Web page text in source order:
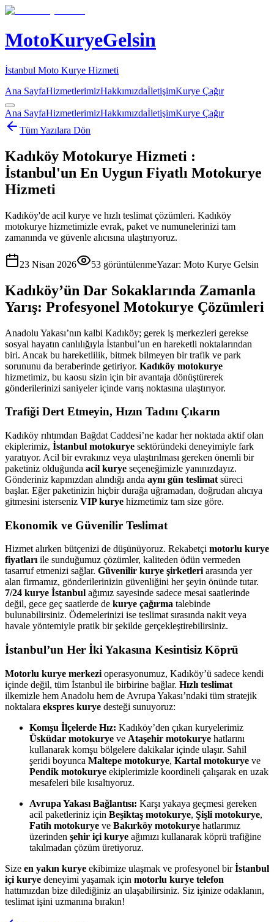
MotoKuryeGelsin
İstanbul Moto Kurye Hizmeti
Ana SayfaHizmetlerimizHakkımızdaİletişimKurye Çağır
Ana SayfaHizmetlerimizHakkımızdaİletişimKurye Çağır
Tüm Yazılara Dön
Kadıköy Motokurye Hizmeti :
İstanbul'un En Uygun Fiyatlı Motokurye
Hizmeti
Kadıköy'de acil kurye ve hızlı teslimat çözümleri. Kadıköy
motokurye hizmetimizle evrak, paket ve numunelerinizi tam
zamanında ve güvenle alıcısına ulaştırıyoruz.
23 Nisan 2026 53 görüntülenmeYazar: Moto Kurye Gelsin
Kadıköy’ün Dar Sokaklarında Zamanla
Yarış: Profesyonel Motokurye Çözümleri
Anadolu Yakası’nın kalbi Kadıköy; gerek iş merkezleri gerekse
sosyal hayatın canlılığıyla İstanbul’un en hareketli noktalarından
biri. Ancak bu hareketlilik, bitmek bilmeyen bir trafik ve park
sorununu da beraberinde getiriyor. Kadıköy motokurye
hizmetimiz, bu kaosu sizin için bir avantaja dönüştürerek
gönderilerinizi saniyeler içinde varış noktasına ulaştırıyor.
Trafiği Dert Etmeyin, Hızın Tadını Çıkarın
Kadıköy rıhtımdan Bağdat Caddesi’ne kadar her noktada aktif olan
ekiplerimiz, İstanbul motokurye sektöründeki deneyimiyle fark
yaratıyor. Acil bir evrakınız veya ulaştırılması gereken önemli bir
paketiniz olduğunda acil kurye seçeneğimizle yanınızdayız.
Gönderiniz kapınızdan alındığı anda aynı gün teslimat süreci
başlar. Eğer paketinizin hiçbir durağa uğramadan, doğrudan alıcıya
gitmesini isterseniz VIP kurye hizmetimiz tam size göre.
Ekonomik ve Güvenilir Teslimat
Hizmet alırken bütçenizi de düşünüyoruz. Rekabetçi motorlu kurye
fiyatları ile sunduğumuz çözümler, kaliteden ödün vermeden
tasarruf etmenizi sağlar. Güvenilir kurye şirketleri arasında yer
alan firmamız, gönderilerinizin güvenliğini her şeyin önünde tutar.
7/24 kurye İstanbul ağımız sayesinde sadece mesai saatlerinde
değil, gece geç saatlerde de kurye çağırma talebinde
bulunabilirsiniz. Ödemelerinizi ise teslimat sırasında nakit veya
havale yöntemiyle pratik bir şekilde gerçekleştirebilirsiniz.
İstanbul’un Her İki Yakasına Kesintisiz Köprü
Motorlu kurye merkezi operasyonumuz, Kadıköy’ü sadece kendi
içinde değil, tüm İstanbul ile birbirine bağlar. Hızlı teslimat
ilkemizle hem Anadolu hem de Avrupa Yakası’ndaki tüm stratejik
noktalara ekspres kurye desteği sunuyoruz:
Komşu İlçelerde Hız: Kadıköy’den çıkan kuryelerimiz
Üsküdar motokurye ve Ataşehir motokurye hatlarını
kullanarak komşu bölgelere dakikalar içinde ulaşır. Sahil
şeridi boyunca Maltepe motokurye, Kartal motokurye ve
Pendik motokurye ekiplerimizle koordineli çalışarak en uzak
mesafeleri bile kısaltıyoruz.
Avrupa Yakası Bağlantısı: Karşı yakaya geçmesi gereken
acil paketleriniz için Beşiktaş motokurye, Şişli motokurye,
Fatih motokurye ve Bakırköy motokurye hatlarımız
üzerinden şehir içi kurye ağımızı kullanarak köprü trafiğine
takılmadan çözüm üretiyoruz.
Size en yakın kurye ekibimize ulaşmak ve profesyonel birİstanbul
içi kurye deneyimi yaşamak için motorlu kurye telefon
hattımızdan bize dilediğiniz an ulaşabilirsiniz. Siz işinize odaklanın,
teslimat işini uzmanına bırakın!